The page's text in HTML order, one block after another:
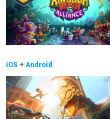
iOS + Android